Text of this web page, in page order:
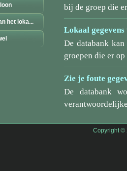
het loka...
bij de groep die
Lokaal
De databank
groepen die er
Zie je foute
De databank
Copyright ©